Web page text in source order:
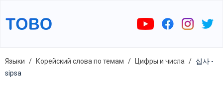
Языки Корейский слова по темам Цифры и числа
십사 -
sipsa